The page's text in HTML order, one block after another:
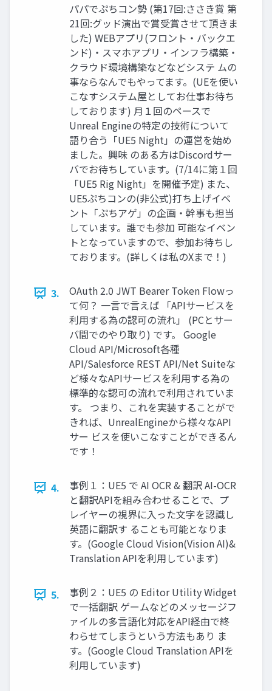
パパでぷちコン勢 (第17回:ささき賞 第
21回:グッド演出で賞受賞させて頂きま
した) WEBアプリ(フロント・バックエ
ンド)・スマホアプリ・インフラ構築・
クラウド環境構築などなどシステ ムの
事ならなんでもやってます。(UEを使い
こなすシステム屋としてお仕事お待ち
しております) 月１回のペースで
Unreal Engineの特定の技術について
語り合う「UE5 Night」の運営を始め
ました。興味 のある方はDiscordサー
バでお待ちしています。(7/14に第１回
「UE5 Rig Night」を開催予定) また、
UE5ぷちコンの(非公式)打ち上げイベ
ント「ぷちアゲ」の企画・幹事も担当
しています。誰でも参加 可能なイベン
トとなっていますので、参加お待ちし
ております。(詳しくは私のXまで！)
3.
OAuth 2.0 JWT Bearer Token Flowっ
て何？ 一言で言えば 「APIサービスを
利用する為の認可の流れ」 (PCとサー
バ間でのやり取り) です。 Google
Cloud API/Microsoft各種
API/Salesforce REST API/Net Suiteな
ど様々なAPIサービスを利用する為の
標準的な認可の流れで利用されていま
す。 つまり、これを実装することがで
きれば、UnrealEngineから様々なAPI
サー ビスを使いこなすことができるん
です！
4.
事例１：UE5 で AI OCR & 翻訳 AI-OCR
と翻訳APIを組み合わせることで、プ
レイヤーの視界に入った文字を認識し
英語に翻訳す ることも可能となりま
す。(Google Cloud Vision(Vision AI)&
Translation APIを利用しています)
5.
事例２：UE5 の Editor Utility Widget
で一括翻訳 ゲームなどのメッセージフ
ァイルの多言語化対応をAPI経由で終
わらせてしまうという方法もあり ま
す。(Google Cloud Translation APIを
利用しています)